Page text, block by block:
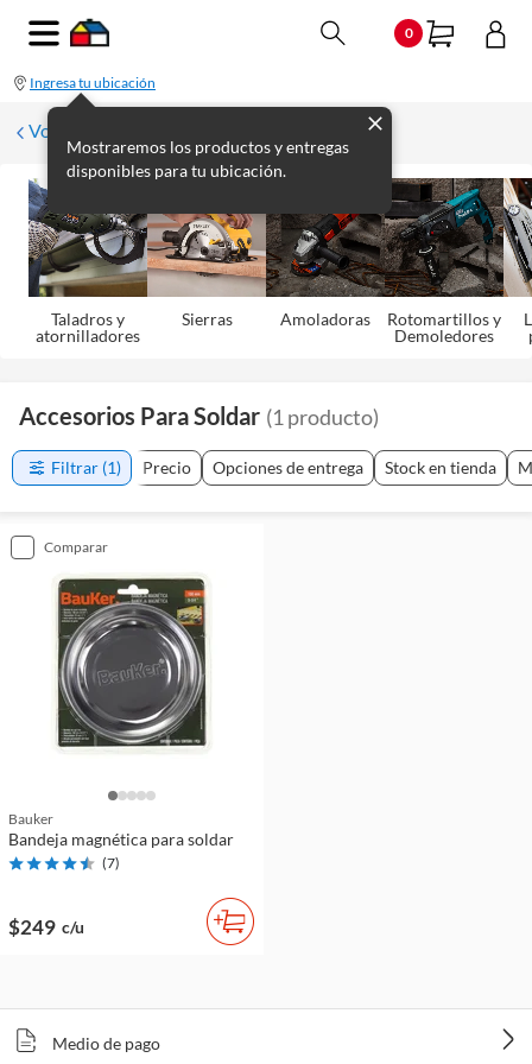
0
Ingresa tu ubicación
Mostraremos los productos y entregas
disponibles para tu ubicación.
Volver
Taladros y
atornilladores
Sierras Amoladoras
Rotomartillos y
Demoledores
Accesorios Para Soldar (1 producto)
Filtrar (1) Precio Opciones de entrega Stock en tienda
comparar
Bauker
Bandeja magnética para soldar
(7)
$249 c/u
Medio de pago